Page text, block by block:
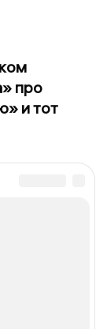
про
и тот